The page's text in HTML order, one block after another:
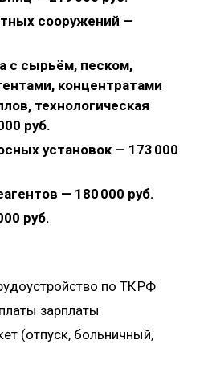
сооружений —
с сырьём, песком,
концентратами
технологическая
руб.
установок — 173 000
— 180 000 руб.
руб.
по ТК РФ
зарплаты
(отпуск, больничный,